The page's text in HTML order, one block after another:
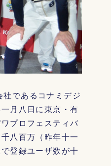
社であるコナミデジ
月八日に東京・有
プロフェスティバ
八百万（昨年十一
登録ユーザ数が十